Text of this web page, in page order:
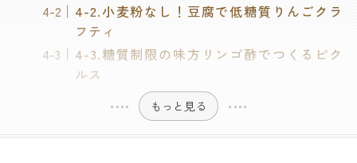
4-2.小麦粉なし！豆腐で低糖質りんごクラ
フティ
4-3.糖質制限の味方リンゴ酢でつくるピク
ルス
もっと見る